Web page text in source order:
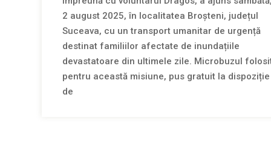
2 august 2025, în localitatea Broșteni, județul
Suceava, cu un transport umanitar de urgență
destinat familiilor afectate de inundațiile
devastatoare din ultimele zile. Microbuzul
pentru această misiune, pus gratuit la dispoziție
de